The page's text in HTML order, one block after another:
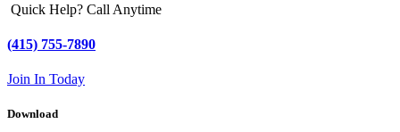
Quick Help? Call Anytime
(415) 755-7890
Join In Today
Download